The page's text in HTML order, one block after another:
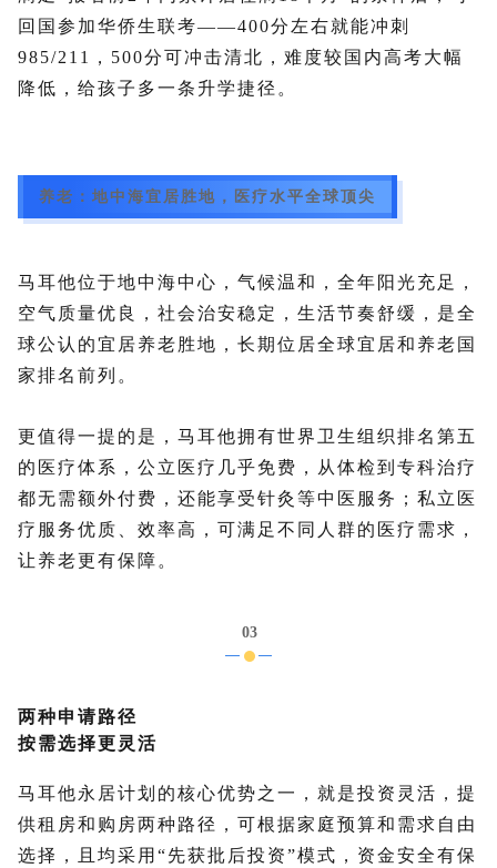
回国参加华侨生联考——400分左右就能冲刺
985/211，500分可冲击清北，难度较国内高考大幅
降低，给孩子多一条升学捷径。
养老：地中海宜居胜地，医疗水平全球顶尖
马耳他位于地中海中心，气候温和，全年阳光充足，
空气质量优良，社会治安稳定，生活节奏舒缓，是全
球公认的宜居养老胜地，长期位居全球宜居和养老国
家排名前列。
更值得一提的是，马耳他拥有世界卫生组织排名第五
的医疗体系，公立医疗几乎免费，从体检到专科治疗
都无需额外付费，还能享受针灸等中医服务；私立医
疗服务优质、效率高，可满足不同人群的医疗需求，
让养老更有保障。
03
两种申请路径
按需选择更灵活
马耳他永居计划的核心优势之一，就是投资灵活，提
供租房和购房两种路径，可根据家庭预算和需求自由
选择，且均采用“先获批后投资”模式，资金安全有保